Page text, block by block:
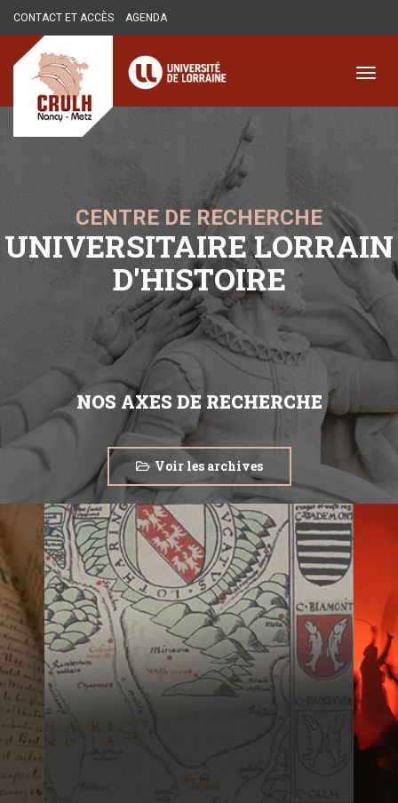
contenu
principal
CONTACT ET ACCÈS AGENDA
CENTRE DE RECHERCHE
UNIVERSITAIRE LORRAIN
D'HISTOIRE
NOS AXES DE RECHERCHE
Voir les archives